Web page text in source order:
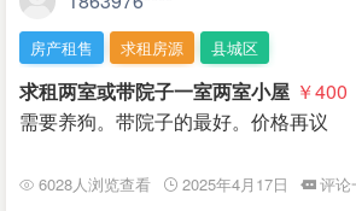
房产租售 求租房源 县城区
求租两室或带院子一室两室小屋 ￥400
需要养狗。带院子的最好。价格再议
6028人浏览查看 2025年4月17日
评论